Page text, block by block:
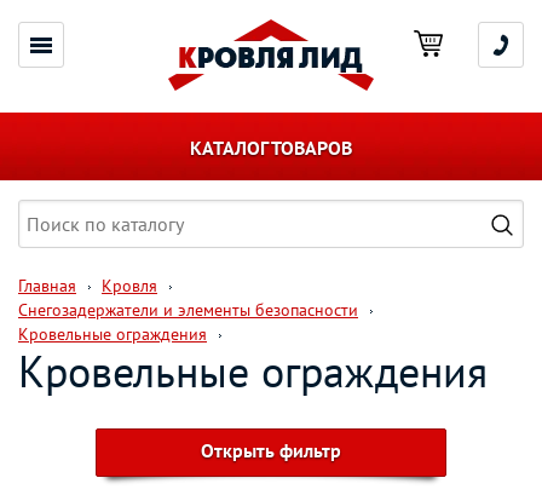
КАТАЛОГ ТОВАРОВ
Главная
Кровля
Снегозадержатели и элементы безопасности
Кровельные ограждения
Кровельные ограждения
Открыть фильтр